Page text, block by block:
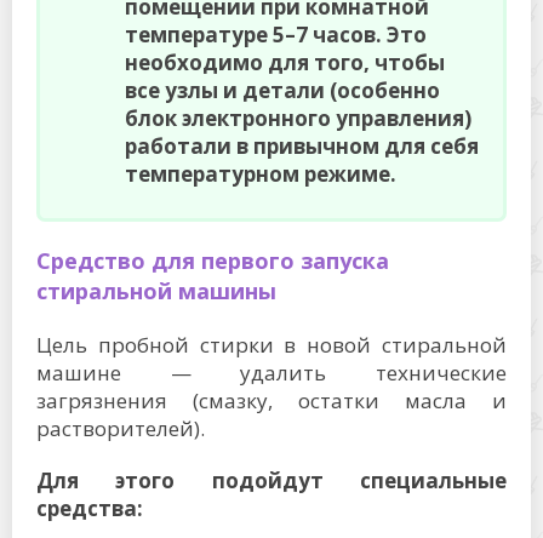
помещении при комнатной
температуре 5–7 часов. Это
необходимо для того, чтобы
все узлы и детали (особенно
блок электронного управления)
работали в привычном для себя
температурном режиме.
Средство для первого запуска
стиральной машины
Цель пробной стирки в новой стиральной
машине — удалить технические
загрязнения (смазку, остатки масла и
растворителей).
Для этого подойдут специальные
средства: